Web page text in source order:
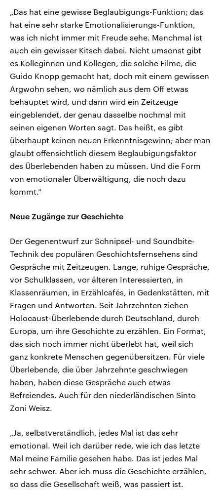
„Das hat eine gewisse Beglaubigungs-Funktion; das
hat eine sehr starke Emotionalisierungs-Funktion,
was ich nicht immer mit Freude sehe. Manchmal ist
auch ein gewisser Kitsch dabei. Nicht umsonst gibt
es Kolleginnen und Kollegen, die solche Filme, die
Guido Knopp gemacht hat, doch mit einem gewissen
Argwohn sehen, wo nämlich aus dem Off etwas
behauptet wird, und dann wird ein Zeitzeuge
eingeblendet, der genau dasselbe nochmal mit
seinen eigenen Worten sagt. Das heißt, es gibt
überhaupt keinen neuen Erkenntnisgewinn; aber man
glaubt offensichtlich diesem Beglaubigungsfaktor
des Überlebenden haben zu müssen. Und die Form
von emotionaler Überwältigung, die noch dazu
kommt.“
Neue Zugänge zur Geschichte
Der Gegenentwurf zur Schnipsel- und Soundbite-
Technik des populären Geschichtsfernsehens sind
Gespräche mit Zeitzeugen. Lange, ruhige Gespräche,
vor Schulklassen, vor älteren Interessierten, in
Klassenräumen, in Erzählcafés, in Gedenkstätten, mit
Fragen und Antworten. Seit Jahrzehnten ziehen
Holocaust-Überlebende durch Deutschland, durch
Europa, um ihre Geschichte zu erzählen. Ein Format,
das sich noch immer nicht überlebt hat, weil sich
ganz konkrete Menschen gegenübersitzen. Für viele
Überlebende, die über Jahrzehnte geschwiegen
haben, haben diese Gespräche auch etwas
Befreiendes. Auch für den niederländischen Sinto
Zoni Weisz.
„Ja, selbstverständlich, jedes Mal ist das sehr
emotional. Weil ich darüber rede, wie ich das letzte
Mal meine Familie gesehen habe. Das ist jedes Mal
sehr schwer. Aber ich muss die Geschichte erzählen,
so dass die Gesellschaft weiß, was passiert ist.